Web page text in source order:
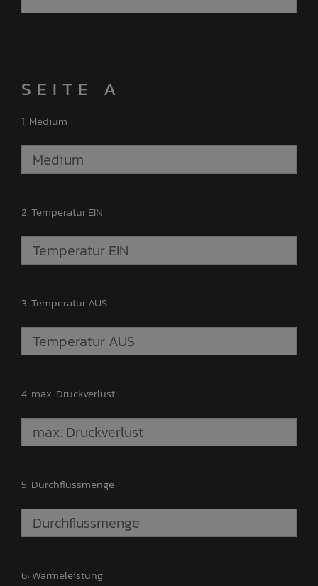
SEITE A
1. Medium
2. Temperatur EIN
3. Temperatur AUS
4. max. Druckverlust
5. Durchflussmenge
6: Wärmeleistung